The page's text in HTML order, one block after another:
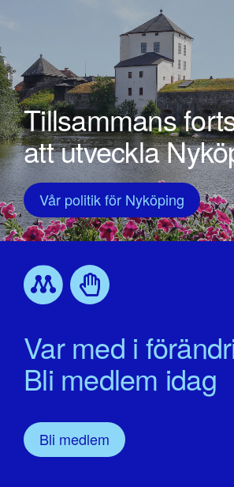
Tillsammans
att utveckla
Vår politik för Nyköping
Var med i
Bli medlem idag
Bli medlem